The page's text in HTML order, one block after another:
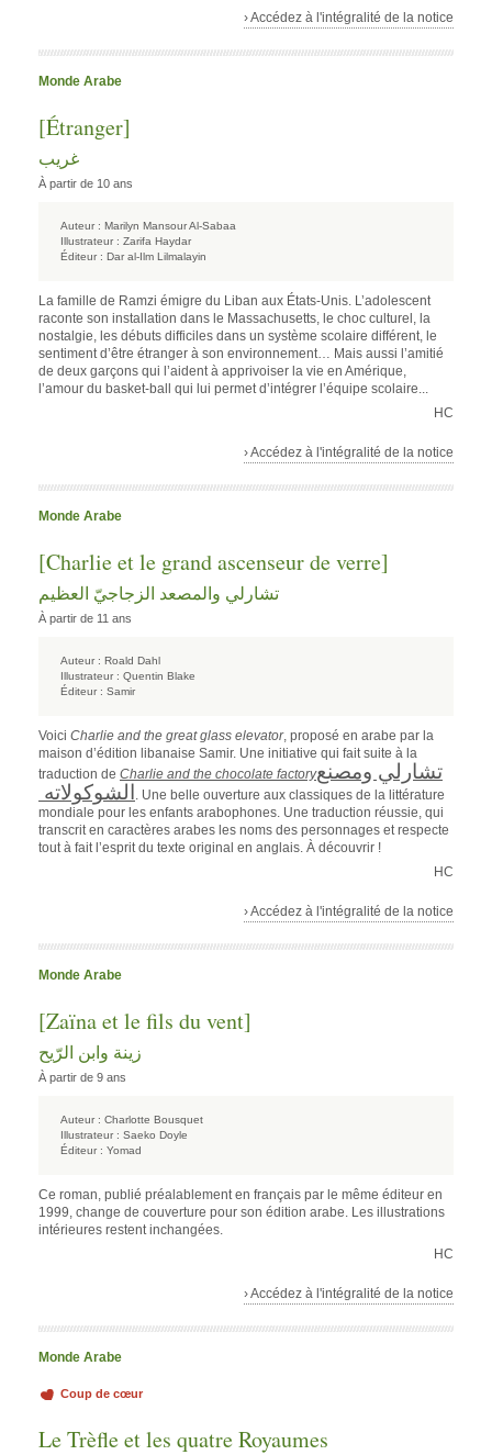
› Accédez à l'intégralité de la notice
Monde Arabe
[Étranger]
غريب
À partir de 10 ans
Auteur : Marilyn Mansour Al-Sabaa
Illustrateur : Zarifa Haydar
Éditeur : Dar al-Ilm Lilmalayin
La famille de Ramzi émigre du Liban aux États-Unis. L’adolescent
raconte son installation dans le Massachusetts, le choc culturel, la
nostalgie, les débuts difficiles dans un système scolaire différent, le
sentiment d’être étranger à son environnement… Mais aussi l’amitié
de deux garçons qui l’aident à apprivoiser la vie en Amérique,
l’amour du basket-ball qui lui permet d’intégrer l’équipe scolaire...
HC
› Accédez à l'intégralité de la notice
Monde Arabe
[Charlie et le grand ascenseur de verre]
تشارلي والمصعد الزجاجيّ العظيم
À partir de 11 ans
Auteur : Roald Dahl
Illustrateur : Quentin Blake
Éditeur : Samir
Voici Charlie and the great glass elevator, proposé en arabe par la
maison d’édition libanaise Samir. Une initiative qui fait suite à la
traduction de Charlie and the chocolate factoryتشارلي ومصنع
الشوكولاته. Une belle ouverture aux classiques de la littérature
mondiale pour les enfants arabophones. Une traduction réussie, qui
transcrit en caractères arabes les noms des personnages et respecte
tout à fait l’esprit du texte original en anglais. À découvrir !
HC
› Accédez à l'intégralité de la notice
Monde Arabe
[Zaïna et le fils du vent]
زينة وابن الرّيح
À partir de 9 ans
Auteur : Charlotte Bousquet
Illustrateur : Saeko Doyle
Éditeur : Yomad
Ce roman, publié préalablement en français par le même éditeur en
1999, change de couverture pour son édition arabe. Les illustrations
intérieures restent inchangées.
HC
› Accédez à l'intégralité de la notice
Monde Arabe
Coup de cœur
Le Trèfle et les quatre Royaumes